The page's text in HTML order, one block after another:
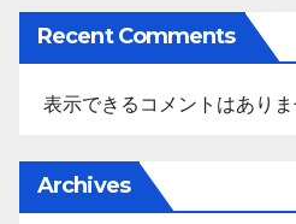
Recent Comments
表示できるコメントはありま
Archives